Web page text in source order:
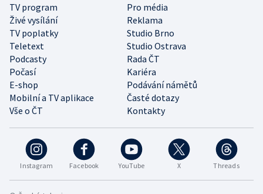
Instagram Facebook YouTube X Threads
TV program
Pro média
Živé vysílání
Reklama
TV poplatky
Studio Brno
Teletext
Studio Ostrava
Podcasty
Rada ČT
Počasí
Kariéra
E-shop
Podávání námětů
Mobilní a TV aplikace
Časté dotazy
Vše o ČT
Kontakty